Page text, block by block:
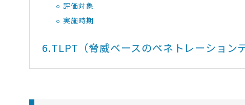
評価対象
実施時期
6.TLPT（脅威ベースのペネトレーション